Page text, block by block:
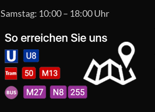
Samstag: 10:00 – 18:00 Uhr